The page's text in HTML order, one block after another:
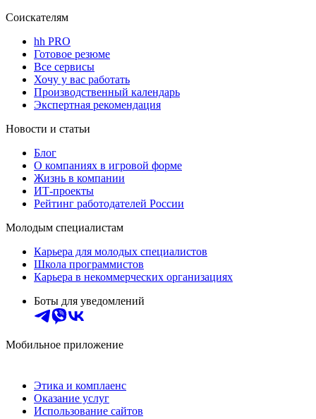
Соискателям
hh PRO
Готовое резюме
Все сервисы
Хочу у вас работать
Производственный календарь
Экспертная рекомендация
Новости и статьи
Блог
О компаниях в игровой форме
Жизнь в компании
ИТ-проекты
Рейтинг работодателей России
Молодым специалистам
Карьера для молодых специалистов
Школа программистов
Карьера в некоммерческих организациях
Боты для уведомлений
Мобильное приложение
Этика и комплаенс
Оказание услуг
Использование сайтов